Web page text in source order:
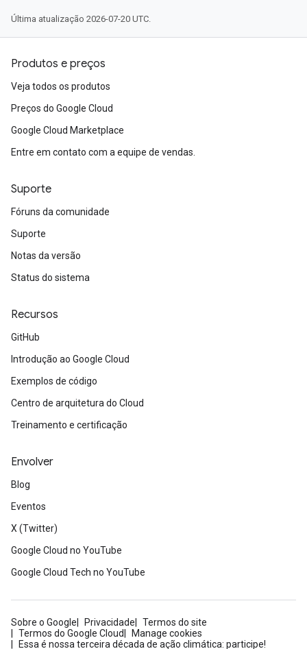
Última atualização 2026-07-20 UTC.
Produtos e preços
Veja todos os produtos
Preços do Google Cloud
Google Cloud Marketplace
Entre em contato com a equipe de vendas.
Suporte
Fóruns da comunidade
Suporte
Notas da versão
Status do sistema
Recursos
GitHub
Introdução ao Google Cloud
Exemplos de código
Centro de arquitetura do Cloud
Treinamento e certificação
Envolver
Blog
Eventos
X (Twitter)
Google Cloud no YouTube
Google Cloud Tech no YouTube
Sobre o Google Privacidade
Termos do site
Termos do Google Cloud
Manage cookies
Essa é nossa terceira década de ação climática: participe!